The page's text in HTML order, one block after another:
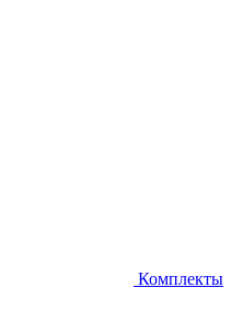
Комплекты